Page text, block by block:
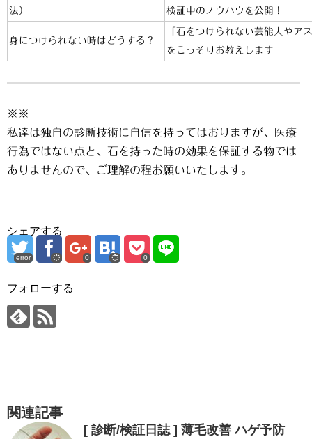
法）
検証中のノウハウを公開！
身につけられない時はどうする？
「石をつけられない芸能人やア
をこっそりお教えします
※※
私達は独自の診断技術に自信を持ってはおりますが、医療
行為ではない点と、石を持った時の効果を保証する物では
ありませんので、ご理解の程お願いいたします。
シェアする
error 0 0
フォローする
関連記事
[ 診断/検証日誌 ] 薄毛改善 ハゲ予防